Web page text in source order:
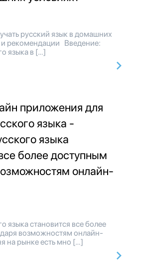
русский язык в домашних
и рекомендации Введение:
языка в […]
приложения для
языка -
языка
более доступным
онлайн-
языка становится все более
возможностям онлайн-
на рынке есть мно […]